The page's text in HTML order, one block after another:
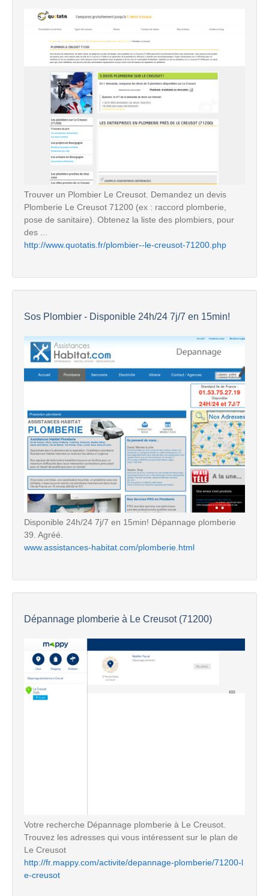
Trouver un Plombier Le Creusot. Demandez un devis
Plomberie Le Creusot 71200 (ex : raccord plomberie,
pose de sanitaire). Obtenez la liste des plombiers, pour
des ...
http://www.quotatis.fr/plombier--le-creusot-71200.php
Sos Plombier - Disponible 24h/24 7j/7 en 15min!
Disponible 24h/24 7j/7 en 15min! Dépannage plomberie
39. Agréé.
www.assistances-habitat.com/plomberie.html
Dépannage plomberie à Le Creusot (71200)
Votre recherche Dépannage plomberie à Le Creusot.
Trouvez les adresses qui vous intéressent sur le plan de
Le Creusot
http://fr.mappy.com/activite/depannage-plomberie/71200-l
e-creusot